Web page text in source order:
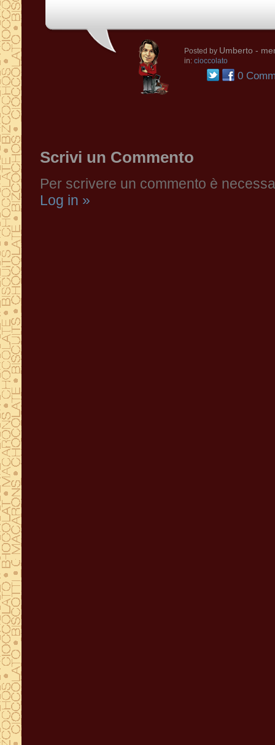
Posted by Umberto -
in: cioccolato
0
Scrivi un Commento
Per scrivere un commento è
Log in »